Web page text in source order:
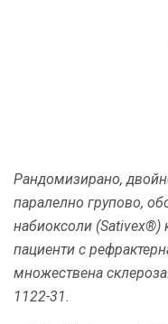
Рандомизирано,
паралелно групово,
набиоксоли (Sativex®)
пациенти с
множествена склероза.
1122-31.